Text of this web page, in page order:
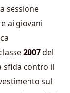
sessione
ai giovani
2007del
sfida contro il
sul